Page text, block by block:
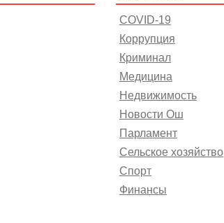
COVID-19
Коррупция
Криминал
Медицина
Недвижимость
Новости Ош
Парламент
Сельское хозяйство
Спорт
Финансы